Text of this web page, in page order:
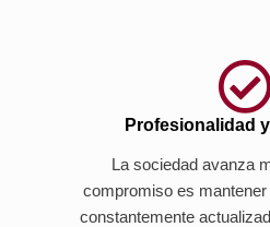
Profesionalidad
La sociedad avanza
compromiso es
constantemente